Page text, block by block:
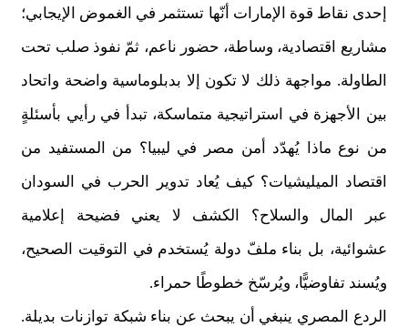
إحدى نقاط قوة الإمارات أنّها تستثمر في الغموض الإيجابي؛
مشاريع اقتصادية، وساطة، حضور ناعم، ثمّ نفوذ صلب تحت
الطاولة. مواجهة ذلك لا تكون إلا بدبلوماسية واضحة واتحاد
بين الأجهزة في استراتيجية متماسكة، تبدأ في رأيي بأسئلةٍ
من نوع ماذا يُهدّد أمن مصر في ليبيا؟ من المستفيد من
اقتصاد الميليشيات؟ كيف يُعاد تدوير الحرب في السودان
عبر المال والسلاح؟ الكشف لا يعني فضيحة إعلامية
عشوائية، بل بناء ملفّ دولة يُستخدم في التوقيت الصحيح،
ويُسند تفاوضيًّا، ويُرسّخ خطوطًا حمراء.
الردع المصري ينبغي أن يبحث عن بناء شبكة توازنات بديلة.